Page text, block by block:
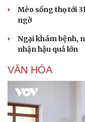
Mèo sống thọ tới
ngờ
Ngại khám bệnh,
nhận hậu quả lớn
VĂN HÓA